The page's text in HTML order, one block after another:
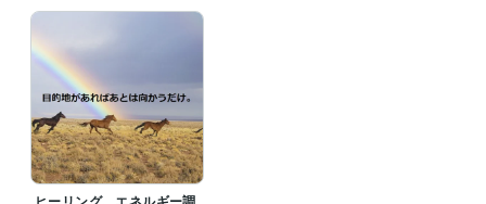
ライフスタイル・その他 / 占い師
Prema of House
受賞歴
引き寄せの法則を生活に活用する簡単な方法
資格・検定
上級心理カウンセラー 取得年 : 2011年